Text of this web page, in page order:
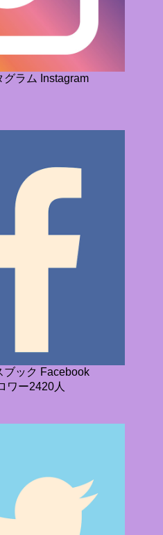
ラム Instagram
ブック Facebook
ワー2420人